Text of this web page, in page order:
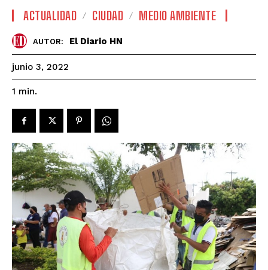
ACTUALIDAD CIUDAD MEDIO AMBIENTE
AUTOR: El Diario HN
junio 3, 2022
1 min.